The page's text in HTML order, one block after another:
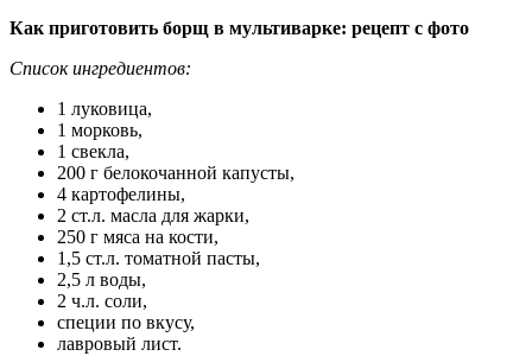
Как приготовить борщ в мультиварке: рецепт с фото
Список ингредиентов:
1 луковица,
1 морковь,
1 свекла,
200 г белокочанной капусты,
4 картофелины,
2 ст.л. масла для жарки,
250 г мяса на кости,
1,5 ст.л. томатной пасты,
2,5 л воды,
2 ч.л. соли,
специи по вкусу,
лавровый лист.